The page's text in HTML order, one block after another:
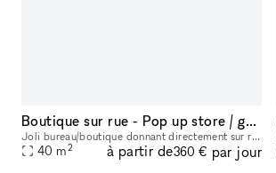
Boutique sur rue - Pop up store / galerie / espace de travail... dans super quartier !
Joli bureau/boutique donnant directement sur rue, dans le beau quartier du 9ème arrondissement de Paris. Meublée avec gout, mobilier neuf et bien équipé. Un espace principale avec grande table de tra
40 m2 à partir de360 € par jour